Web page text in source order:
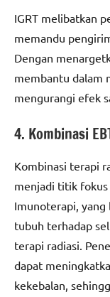
IGRT melibatkan
memandu
Dengan
membantu dalam
mengurangi efek
4. Kombinasi
Kombinasi terapi
menjadi titik
Imunoterapi,
tubuh terhadap
terapi radiasi.
dapat
kekebalan,